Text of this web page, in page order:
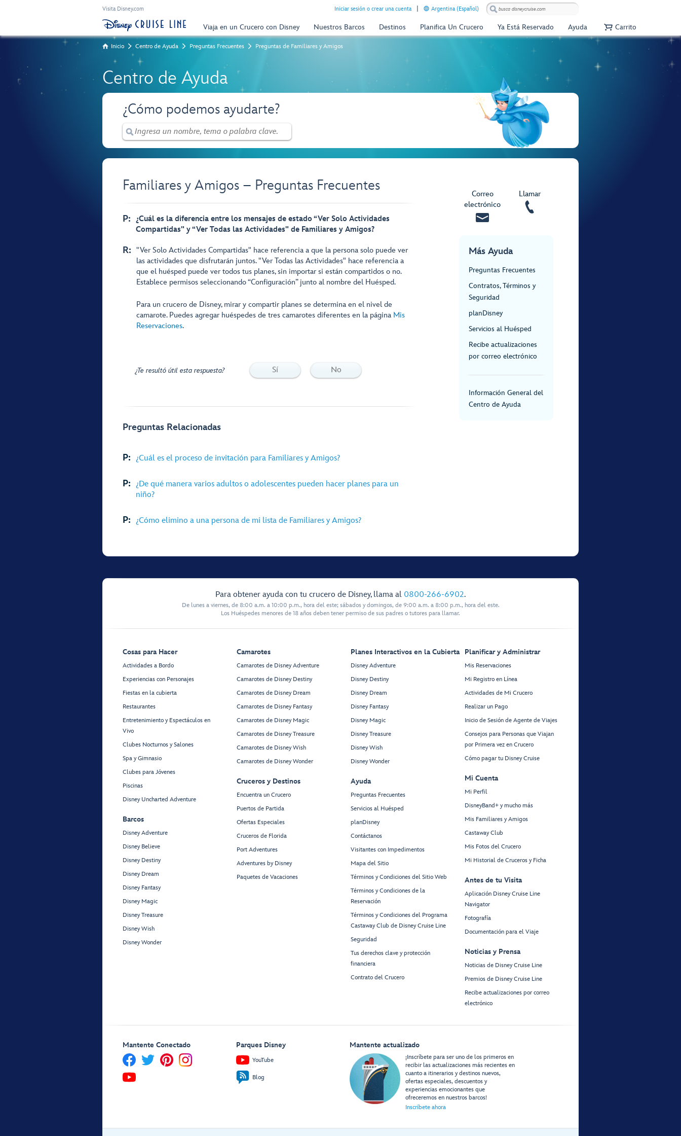
Visita Disney.com Iniciar sesión o crear una cuenta Argentina (Español)
Viaja en un Crucero con Disney Nuestros Barcos Destinos Planifica Un Crucero Ya Está Reservado Ayuda Carrito
Inicio Centro de Ayuda Preguntas Frecuentes Preguntas de Familiares y Amigos
Centro de Ayuda
¿Cómo podemos ayudarte?
Familiares y Amigos – Preguntas Frecuentes
P: ¿Cuál es la diferencia entre los mensajes de estado “Ver Solo Actividades
Compartidas" y “Ver Todas las Actividades" de Familiares y Amigos?
R: "Ver Solo Actividades Compartidas" hace referencia a que la persona solo puede ver
las actividades que disfrutarán juntos. "Ver Todas las Actividades" hace referencia a
que el huésped puede ver todos tus planes, sin importar si están compartidos o no.
Establece permisos seleccionando “Configuración” junto al nombre del Huésped.
Para un crucero de Disney, mirar y compartir planes se determina en el nivel de
camarote. Puedes agregar huéspedes de tres camarotes diferentes en la página Mis
Reservaciones.
¿Te resultó útil esta respuesta? Sí No
Preguntas Relacionadas
P: ¿Cuál es el proceso de invitación para Familiares y Amigos?
P: ¿De qué manera varios adultos o adolescentes pueden hacer planes para un
niño?
P: ¿Cómo elimino a una persona de mi lista de Familiares y Amigos?
Correo
electrónico
Llamar
Más Ayuda
Preguntas Frecuentes
Contratos, Términos y
Seguridad
planDisney
Servicios al Huésped
Recibe actualizaciones
por correo electrónico
Información General del
Centro de Ayuda
Para obtener ayuda con tu crucero de Disney, llama al 0800-266-6902.
De lunes a viernes, de 8:00 a.m. a 10:00 p.m., hora del este; sábados y domingos, de 9:00 a.m. a 8:00 p.m., hora del este.
Los Huéspedes menores de 18 años deben tener permiso de sus padres o tutores para llamar.
Cosas para Hacer
Actividades a Bordo
Experiencias con Personajes
Fiestas en la cubierta
Restaurantes
Entretenimiento y Espectáculos en
Vivo
Clubes Nocturnos y Salones
Spa y Gimnasio
Clubes para Jóvenes
Piscinas
Disney Uncharted Adventure
Barcos
Disney Adventure
Disney Believe
Disney Destiny
Disney Dream
Disney Fantasy
Disney Magic
Disney Treasure
Disney Wish
Disney Wonder
Camarotes
Camarotes de Disney Adventure
Camarotes de Disney Destiny
Camarotes de Disney Dream
Camarotes de Disney Fantasy
Camarotes de Disney Magic
Camarotes de Disney Treasure
Camarotes de Disney Wish
Camarotes de Disney Wonder
Cruceros y Destinos
Encuentra un Crucero
Puertos de Partida
Ofertas Especiales
Cruceros de Florida
Port Adventures
Adventures by Disney
Paquetes de Vacaciones
Planes Interactivos en la Cubierta
Disney Adventure
Disney Destiny
Disney Dream
Disney Fantasy
Disney Magic
Disney Treasure
Disney Wish
Disney Wonder
Ayuda
Preguntas Frecuentes
Servicios al Huésped
planDisney
Contáctanos
Visitantes con Impedimentos
Mapa del Sitio
Términos y Condiciones del Sitio Web
Términos y Condiciones de la
Reservación
Términos y Condiciones del Programa
Castaway Club de Disney Cruise Line
Seguridad
Tus derechos clave y protección
financiera
Contrato del Crucero
Planificar y Administrar
Mis Reservaciones
Mi Registro en Línea
Actividades de Mi Crucero
Realizar un Pago
Inicio de Sesión de Agente de Viajes
Consejos para Personas que Viajan
por Primera vez en Crucero
Cómo pagar tu Disney Cruise
Mi Cuenta
Mi Perfil
DisneyBand+ y mucho más
Mis Familiares y Amigos
Castaway Club
Mis Fotos del Crucero
Mi Historial de Cruceros y Ficha
Antes de tu Visita
Aplicación Disney Cruise Line
Navigator
Fotografía
Documentación para el Viaje
Noticias y Prensa
Noticias de Disney Cruise Line
Premios de Disney Cruise Line
Recibe actualizaciones por correo
electrónico
Mantente Conectado Parques Disney
YouTube
Blog
Mantente actualizado
¡Inscríbete para ser uno de los primeros en
recibir las actualizaciones más recientes en
cuanto a itinerarios y destinos nuevos,
ofertas especiales, descuentos y
experiencias emocionantes que
ofreceremos en nuestros barcos!
Inscríbete ahora